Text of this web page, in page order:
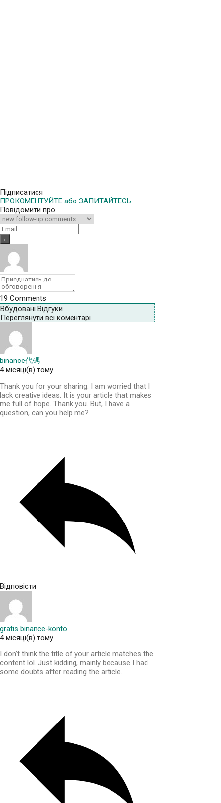
Підписатися
ПРОКОМЕНТУЙТЕ або ЗАПИТАЙТЕСЬ
Повідомити про
19 Comments
Вбудовані Відгуки
Переглянути всі коментарі
binance代碼
4 місяці(в) тому
Thank you for your sharing. I am worried that I
lack creative ideas. It is your article that makes
me full of hope. Thank you. But, I have a
question, can you help me?
Відповісти
gratis binance-konto
4 місяці(в) тому
I don’t think the title of your article matches the
content lol. Just kidding, mainly because I had
some doubts after reading the article.